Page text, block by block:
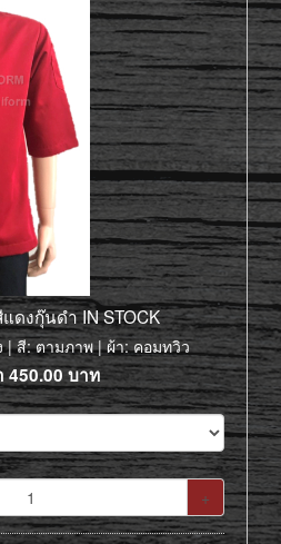
ดงกุ๊นดำ IN STOCK
| สี: ตามภาพ | ผ้า: คอมทวิว
450.00บาท
+